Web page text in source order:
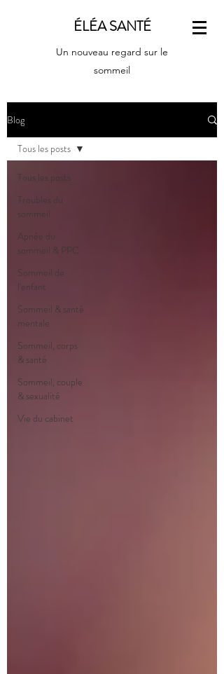
ÉLÉA SANTÉ
Un nouveau regard sur le
sommeil
Blog
Tous les posts
Troubles du
sommeil
Apnée du
sommeil & PPC
Sommeil de
l'enfant
Sommeil & santé
mentale
Sommeil, corps
& santé
Sommeil, couple
& sexualité
Vie du cabinet
Tous les posts